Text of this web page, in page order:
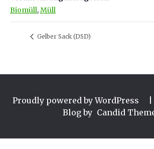
Biomüll,Müll
Gelber Sack (DSD)
Proudly powered by WordPress
Blog by Candid